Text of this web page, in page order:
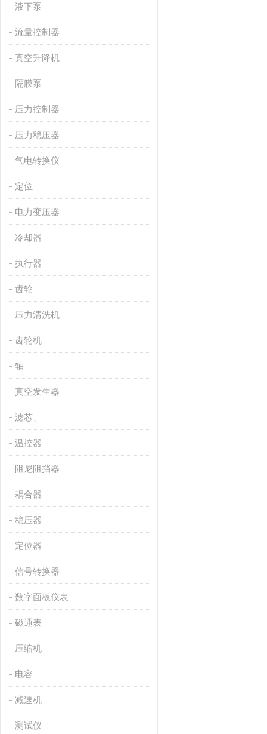
液下泵
流量控制器
真空升降机
隔膜泵
压力控制器
压力稳压器
气电转换仪
定位
电力变压器
冷却器
执行器
齿轮
压力清洗机
齿轮机
轴
真空发生器
滤芯、
温控器
阻尼阻挡器
耦合器
稳压器
定位器
信号转换器
数字面板仪表
磁通表
压缩机
电容
减速机
测试仪